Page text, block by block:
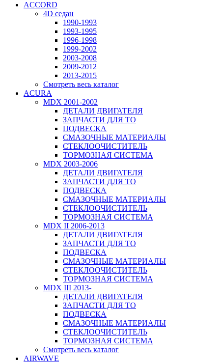
ACCORD
4D седан
1990-1993
1993-1995
1996-1998
1999-2002
2003-2008
2009-2012
2013-2015
Смотреть весь каталог
ACURA
MDX 2001-2002
ДЕТАЛИ ДВИГАТЕЛЯ
ЗАПЧАСТИ ДЛЯ ТО
ПОДВЕСКА
СМАЗОЧНЫЕ МАТЕРИАЛЫ
СТЕКЛООЧИСТИТЕЛЬ
ТОРМОЗНАЯ СИСТЕМА
MDX 2003-2006
ДЕТАЛИ ДВИГАТЕЛЯ
ЗАПЧАСТИ ДЛЯ ТО
ПОДВЕСКА
СМАЗОЧНЫЕ МАТЕРИАЛЫ
СТЕКЛООЧИСТИТЕЛЬ
ТОРМОЗНАЯ СИСТЕМА
MDX II 2006-2013
ДЕТАЛИ ДВИГАТЕЛЯ
ЗАПЧАСТИ ДЛЯ ТО
ПОДВЕСКА
СМАЗОЧНЫЕ МАТЕРИАЛЫ
СТЕКЛООЧИСТИТЕЛЬ
ТОРМОЗНАЯ СИСТЕМА
MDX III 2013-
ДЕТАЛИ ДВИГАТЕЛЯ
ЗАПЧАСТИ ДЛЯ ТО
ПОДВЕСКА
СМАЗОЧНЫЕ МАТЕРИАЛЫ
СТЕКЛООЧИСТИТЕЛЬ
ТОРМОЗНАЯ СИСТЕМА
Смотреть весь каталог
AIRWAVE